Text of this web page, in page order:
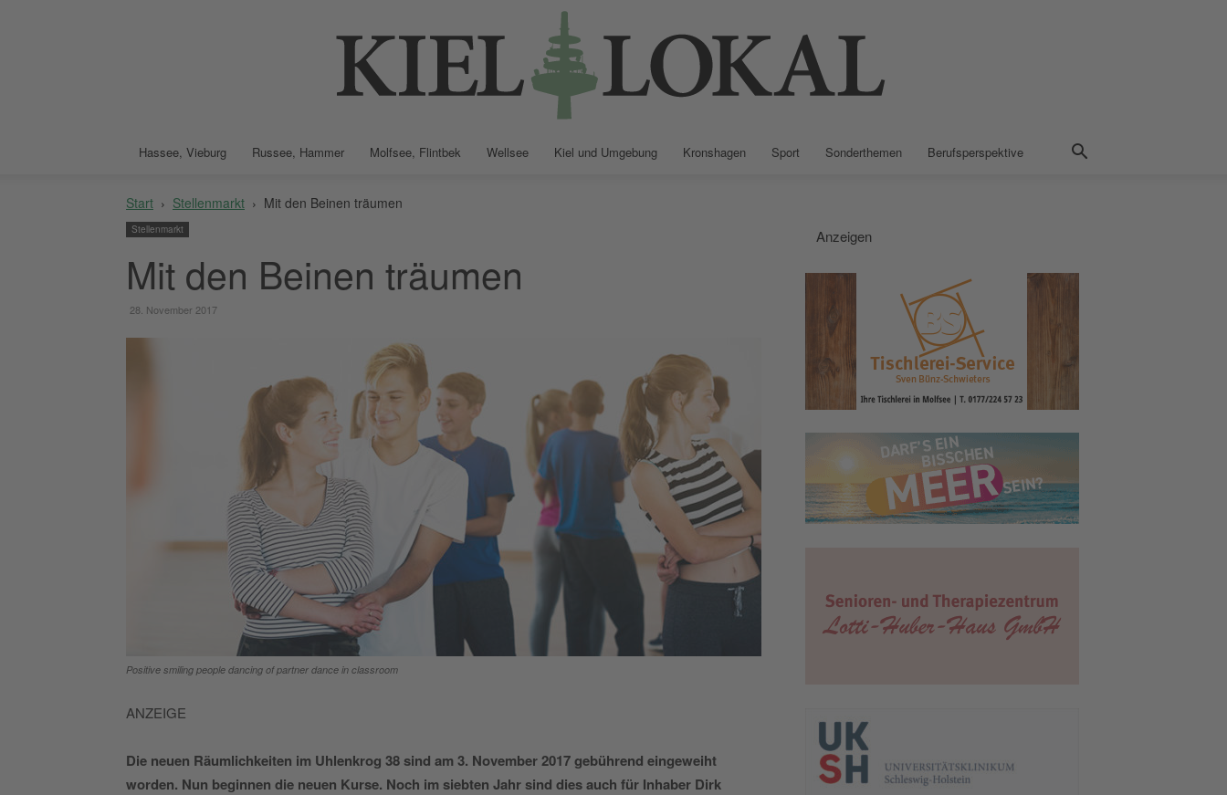
Hassee, Vieburg Russee, Hammer Molfsee, Flintbek Wellsee Kiel und Umgebung Kronshagen Sport Sonderthemen Berufsperspektive
Start Stellenmarkt Mit den Beinen träumen
Stellenmarkt
Mit den Beinen träumen
28. November 2017
Positive smiling people dancing of partner dance in classroom
ANZEIGE
Die neuen Räumlichkeiten im Uhlenkrog 38 sind am 3. November 2017 gebührend eingeweiht
worden. Nun beginnen die neuen Kurse. Noch im siebten Jahr sind dies auch für Inhaber Dirk
Anzeigen